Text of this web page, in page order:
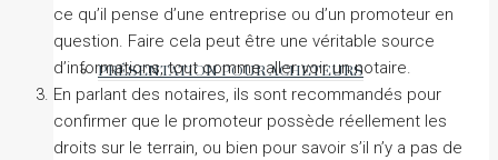
PRÉSENTATION POUR ACHETEURS
ce qu’il pense d’une entreprise ou d’un promoteur en
question. Faire cela peut être une véritable source
d’informations, tout comme aller voir un notaire.
En parlant des notaires, ils sont recommandés pour
confirmer que le promoteur possède réellement les
droits sur le terrain, ou bien pour savoir s’il n’y a pas de